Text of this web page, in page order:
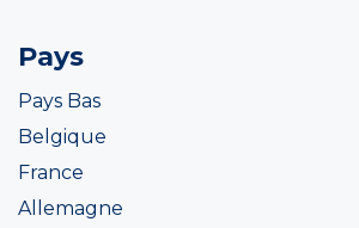
Pays
Pays Bas
Belgique
France
Allemagne